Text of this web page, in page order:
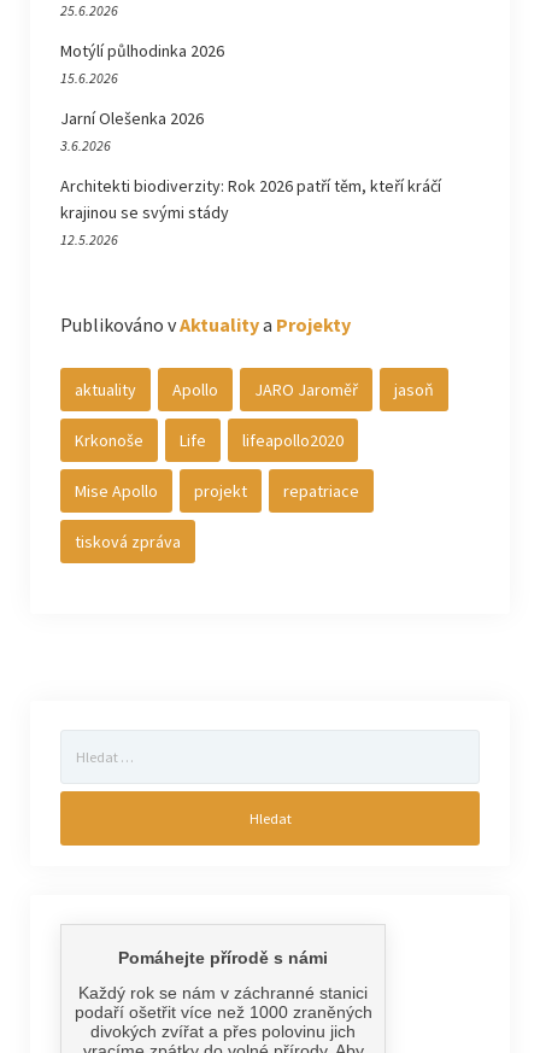
25.6.2026
Motýlí půlhodinka 2026
15.6.2026
Jarní Olešenka 2026
3.6.2026
Architekti biodiverzity: Rok 2026 patří těm, kteří kráčí
krajinou se svými stády
12.5.2026
Publikováno vAktualitya Projekty
aktuality Apollo JARO Jaroměř jasoň
Krkonoše Life lifeapollo2020
Mise Apollo projekt repatriace
tisková zpráva